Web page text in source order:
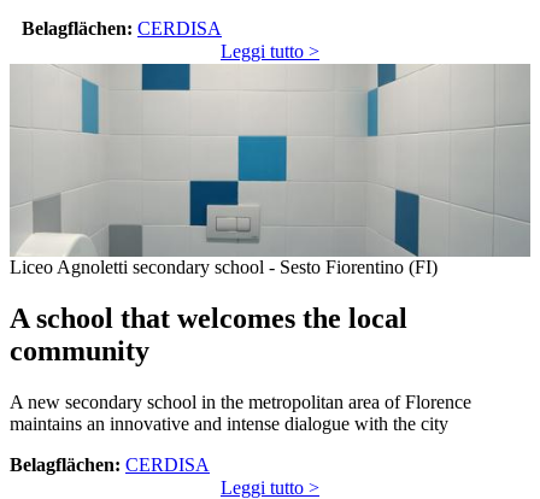
Belagflächen: CERDISA
Leggi tutto >
Liceo Agnoletti secondary school - Sesto Fiorentino (FI)
A school that welcomes the local
community
A new secondary school in the metropolitan area of Florence
maintains an innovative and intense dialogue with the city
Belagflächen: CERDISA
Leggi tutto >